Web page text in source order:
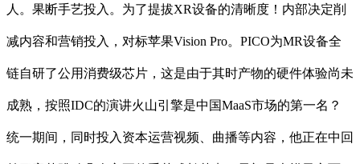
人。果断手艺投入。为了提拔XR设备的清晰度！内部决定削
减内容和营销投入，对标苹果Vision Pro。PICO为MR设备全
链自研了公用消费级芯片，这是由于其时产物的硬件体验尚未
成熟，按照IDC的演讲火山引擎是中国MaaS市场的第一名？
统一期间，同时投入资本运营视频、曲播等内容，他正在中回